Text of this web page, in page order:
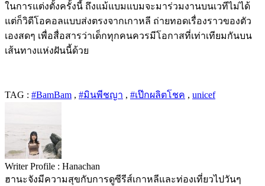
ในการแต่งตั้งครั้งนี้ ถึงแม้แบมแบมจะมาร่วมงานบนเวทีไม่ได้
แต่ก็วิดีโอคอลแบบส่งตรงจากเกาหลี ถ่ายทอดเรื่องราวของตัว
เองสดๆ เพื่อสื่อสารว่าเด็กทุกคนควรมีโอกาสที่เท่าเทียมกันบน
เส้นทางแห่งฝันนี้ด้วย
TAG : #BamBam , #มินพีชญา , #เป๊กผลิตโชค , unicef
Writer Profile : Hanachan
ฮานะจังมีความสุขกับการดูซีรีส์เกาหลีและท่องเที่ยวไปวันๆ